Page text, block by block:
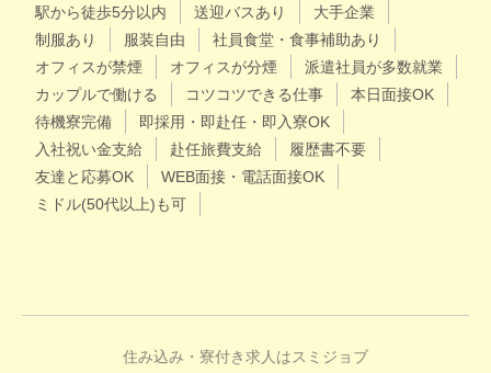
駅から徒歩5分以内
送迎バスあり
大手企業
制服あり
服装自由
社員食堂・食事補助あり
オフィスが禁煙
オフィスが分煙
派遣社員が多数就業
カップルで働ける
コツコツできる仕事
本日面接OK
待機寮完備
即採用・即赴任・即入寮OK
入社祝い金支給
赴任旅費支給
履歴書不要
友達と応募OK
WEB面接・電話面接OK
ミドル(50代以上)も可
住み込み・寮付き求人はスミジョブ